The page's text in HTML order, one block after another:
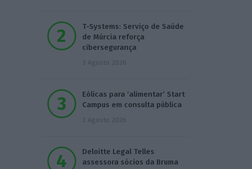
T-Systems: Serviço de Saúde
de Múrcia reforça
cibersegurança
3 Agosto 2026
Eólicas para ‘alimentar’ Start
Campus em consulta pública
3 Agosto 2026
Deloitte Legal Telles
assessora sócios da Bruma